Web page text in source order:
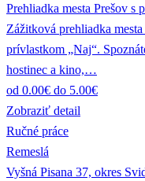
Prehliadka mesta Prešov s
Zážitková prehliadka
prívlastkom „Naj“.
hostinec a kino,…
od 0.00€ do 5.00€
Zobraziť detail
Ručné práce
Remeslá
Vyšná Pisana 37, okres